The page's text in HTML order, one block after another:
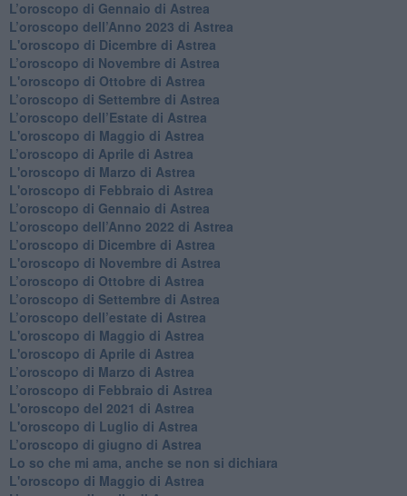
​L’oroscopo di Gennaio di Astrea
​L’oroscopo dell’Anno 2023 di Astrea
L'oroscopo di Dicembre di Astrea
L’oroscopo di Novembre di Astrea
L'oroscopo di Ottobre di Astrea
​L’oroscopo di Settembre di Astrea
​L’oroscopo dell’Estate di Astrea
L'oroscopo di Maggio di Astrea
​L’oroscopo di Aprile di Astrea
L'oroscopo di Marzo di Astrea
L'oroscopo di Febbraio di Astrea
​L’oroscopo di Gennaio di Astrea
​L’oroscopo dell’Anno 2022 di Astrea
​L’oroscopo di Dicembre di Astrea
L'oroscopo di Novembre di Astrea
​L’oroscopo di Ottobre di Astrea
​L’oroscopo di Settembre di Astrea
L’oroscopo dell’estate di Astrea
L'oroscopo di Maggio di Astrea
L'oroscopo di Aprile di Astrea
​L’oroscopo di Marzo di Astrea
​L’oroscopo di Febbraio di Astrea
L'oroscopo del 2021 di Astrea
L'oroscopo di Luglio di Astrea
​L’oroscopo di giugno di Astrea
​Lo so che mi ama, anche se non si dichiara
L'oroscopo di Maggio di Astrea